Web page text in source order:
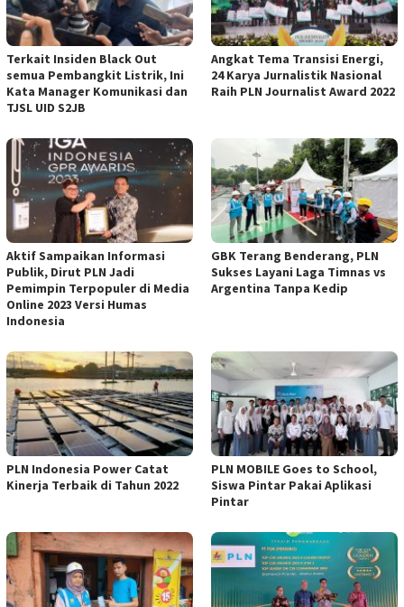
Terkait Insiden Black Out
semua Pembangkit Listrik, Ini
Kata Manager Komunikasi dan
TJSL UID S2JB
Angkat Tema Transisi Energi,
24 Karya Jurnalistik Nasional
Raih PLN Journalist Award 2022
Aktif Sampaikan Informasi
Publik, Dirut PLN Jadi
Pemimpin Terpopuler di Media
Online 2023 Versi Humas
Indonesia
GBK Terang Benderang, PLN
Sukses Layani Laga Timnas vs
Argentina Tanpa Kedip
PLN Indonesia Power Catat
Kinerja Terbaik di Tahun 2022
PLN MOBILE Goes to School,
Siswa Pintar Pakai Aplikasi
Pintar